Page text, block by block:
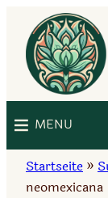
Inhalt
springen
MENU
Startseite »
neomexicana